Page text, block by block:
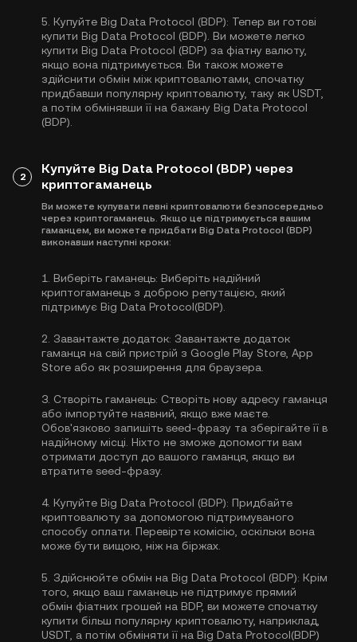
5. Купуйте Big Data Protocol (BDP): Тепер ви готові
купити Big Data Protocol (BDP). Ви можете легко
купити Big Data Protocol (BDP) за фіатну валюту,
якщо вона підтримується. Ви також можете
здійснити обмін між криптовалютами, спочатку
придбавши популярну криптовалюту, таку як USDT
а потім обмінявши її на бажану Big Data Protocol
(BDP).
2
Купуйте Big Data Protocol (BDP) через
криптогаманець
Ви можете купувати певні криптовалюти безпосередньо
через криптогаманець. Якщо це підтримується вашим
гаманцем, ви можете придбати Big Data Protocol (BDP)
виконавши наступні кроки:
1. Виберіть гаманець: Виберіть надійний
криптогаманець з доброю репутацією, який
підтримує Big Data Protocol(BDP).
2. Завантажте додаток: Завантажте додаток
гаманця на свій пристрій з Google Play Store, App
Store або як розширення для браузера.
3. Створіть гаманець: Створіть нову адресу гаманця
або імпортуйте наявний, якщо вже маєте.
Обов'язково запишіть seed-фразу та зберігайте її в
надійному місці. Ніхто не зможе допомогти вам
отримати доступ до вашого гаманця, якщо ви
втратите seed-фразу.
4. Купуйте Big Data Protocol (BDP): Придбайте
криптовалюту за допомогою підтримуваного
способу оплати. Перевірте комісію, оскільки вона
може бути вищою, ніж на біржах.
5. Здійснюйте обмін на Big Data Protocol (BDP): Крім
того, якщо ваш гаманець не підтримує прямий
обмін фіатних грошей на BDP, ви можете спочатку
купити більш популярну криптовалюту, наприклад,
USDT, а потім обміняти її на Big Data Protocol(BDP)